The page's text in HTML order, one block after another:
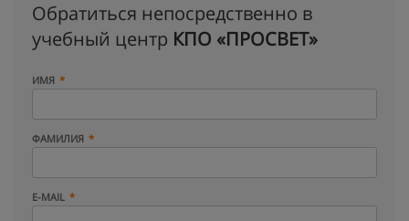
Обратиться непосредственно в
учебный центр КПО «ПРОСВЕТ»
ИМЯ
ФАМИЛИЯ
E-MAIL